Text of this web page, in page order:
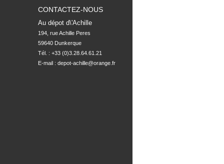
CONTACTEZ-NOUS
Au dépot d\'Achille
194, rue Achille Peres
59640 Dunkerque
Tél. : +33 (0)3.28.64.61.21
E-mail : depot-achille@orange.fr